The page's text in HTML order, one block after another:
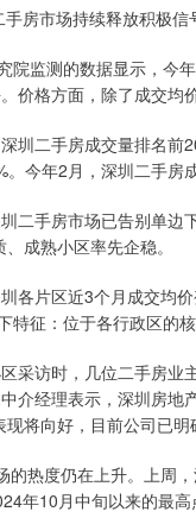
市场持续释放积极信
监测的数据显示，今
价格方面，除了成交均
二手房成交量排名前
今年2月，深圳二手房
手房市场已告别单边
成熟小区率先企稳。
片区近3个月成交均价
特征：位于各行政区的
访时，几位二手房业
介经理表示，深圳房
将向好，目前公司已
热度仍在上升。上周，
年10月中旬以来的最